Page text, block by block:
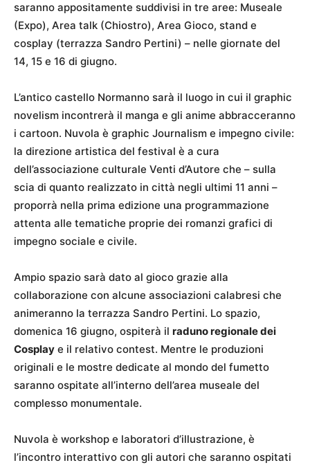
saranno appositamente suddivisi in tre aree: Museale
(Expo), Area talk (Chiostro), Area Gioco, stand e
cosplay (terrazza Sandro Pertini) – nelle giornate del
14, 15 e 16 di giugno.
L’antico castello Normanno sarà il luogo in cui il graphic
novelism incontrerà il manga e gli anime abbracceranno
i cartoon. Nuvola è graphic Journalism e impegno civile:
la direzione artistica del festival è a cura
dell’associazione culturale Venti d’Autore che – sulla
scia di quanto realizzato in città negli ultimi 11 anni –
proporrà nella prima edizione una programmazione
attenta alle tematiche proprie dei romanzi grafici di
impegno sociale e civile.
Ampio spazio sarà dato al gioco grazie alla
collaborazione con alcune associazioni calabresi che
animeranno la terrazza Sandro Pertini. Lo spazio,
domenica 16 giugno, ospiterà il raduno regionale dei
Cosplay e il relativo contest. Mentre le produzioni
originali e le mostre dedicate al mondo del fumetto
saranno ospitate all’interno dell’area museale del
complesso monumentale.
Nuvola è workshop e laboratori d’illustrazione, è
l’incontro interattivo con gli autori che saranno ospitati